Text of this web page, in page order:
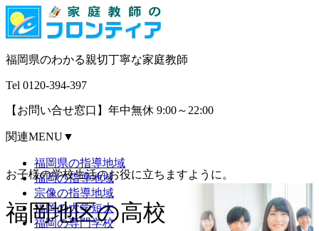
福岡県のわかる親切丁寧な家庭教師
Tel 0120-394-397
【お問い合せ窓口】 年中無休 9:00～22:00
関連MENU▼
福岡県の指導地域
福岡の指導地域
宗像の指導地域
福岡の大学短大
福岡の専門学校
お子様の学校生活のお役に立ちますように。
福岡地区の高校